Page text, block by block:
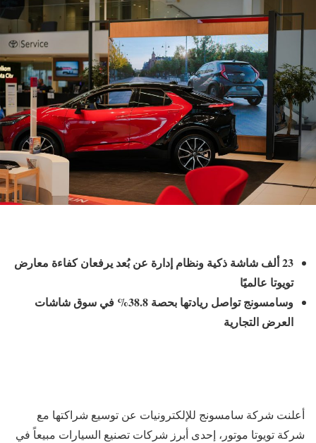
23 ألف شاشة ذكية ونظام إدارة عن بُعد يرفعان كفاءة معارض
تويوتا عالميًا
وسامسونج تواصل ريادتها بحصة 38.8% في سوق شاشات
العرض التجارية
أعلنت شركة سامسونج للإلكترونيات عن توسيع شراكتها مع
شركة تويوتا موتور، إحدى أبرز شركات تصنيع السيارات مبيعاً في